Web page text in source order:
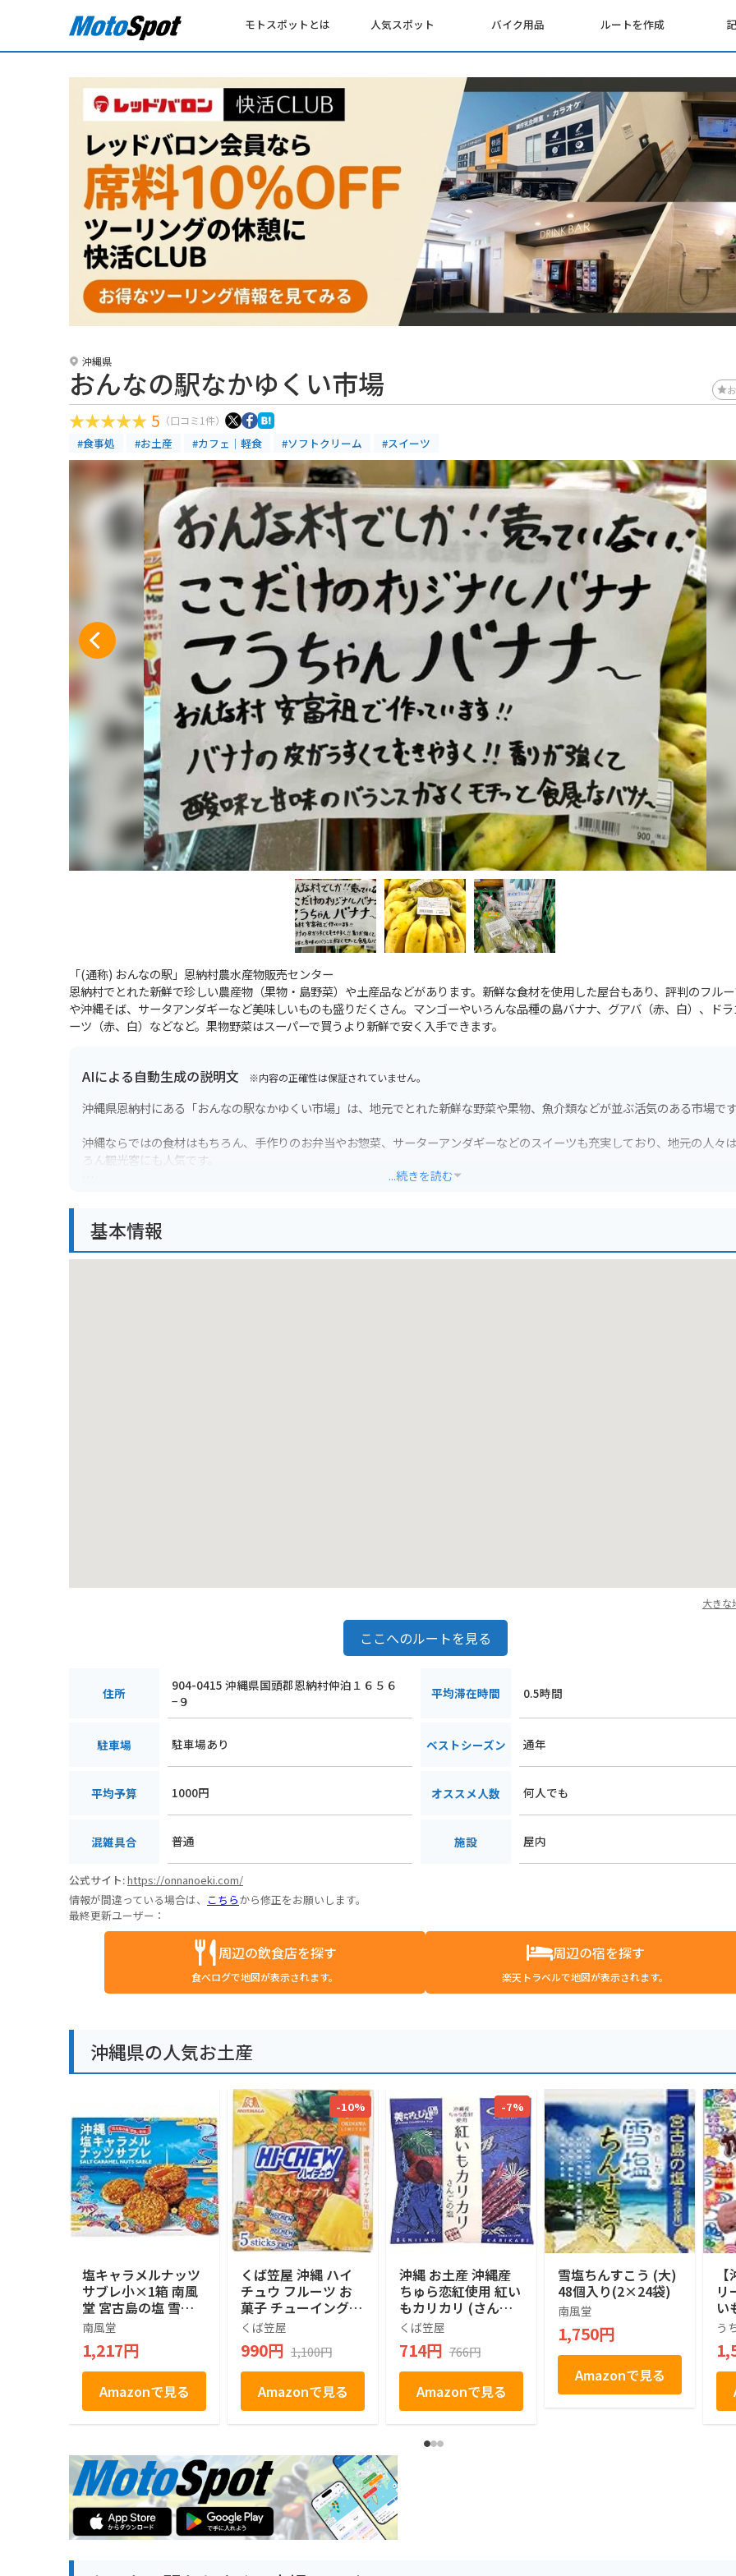
モトスポットとは 人気スポット バイク用品 ルートを作成
沖縄県
おんなの駅なかゆくい市場
5 （口コミ1件）
#食事処 #お土産 #カフェ｜軽食 #ソフトクリーム #スイーツ
「(通称) おんなの駅」恩納村農水産物販売センター
恩納村でとれた新鮮で珍しい農産物（果物・島野菜）や土産品などがあります。新鮮な食材を使用した屋台もあり、評判のフル
や沖縄そば、サータアンダギーなど美味しいものも盛りだくさん。マンゴーやいろんな品種の島バナナ、グアバ（赤、白）、ド
ーツ（赤、白）などなど。果物野菜はスーパーで買うより新鮮で安く入手できます。
AIによる自動生成の説明文 ※内容の正確性は保証されていません。
沖縄県恩納村にある「おんなの駅なかゆくい市場」は、地元でとれた新鮮な野菜や果物、魚介類などが並ぶ活気のある市場です
沖縄ならではの食材はもちろん、手作りのお弁当やお惣菜、サーターアンダギーなどのスイーツも充実しており、地元の人々
ろん観光客にも人気です。
バイクで訪れる際には、無料の駐車場が完備されているので安心です。市場周辺は交通量が多いため、走行には注意が必要です
【おすすめポイント】
...続きを読む
基本情報
大きな
ここへのルートを見る
住所
904-0415 沖縄県国頭郡恩納村仲泊１６５６
−９
平均滞在時間 0.5時間
駐車場 駐車場あり ベストシーズン 通年
平均予算 1000円 オススメ人数 何人でも
混雑具合 普通 施設 屋内
公式サイト:https://onnanoeki.com/
情報が間違っている場合は、 こちらから修正をお願いします。
最終更新ユーザー：
周辺の飲食店を探す
食べログで地図が表示されます。
周辺の宿を探す
楽天トラベルで地図が表示されます。
沖縄県の人気お土産
塩キャラメルナッツ
サブレ小×1箱 南風
堂 宮古島の塩 雪塩
使用 さくさく食感
お土産
南風堂
1,217円
Amazonで見る
-10%
くば笠屋 沖縄 ハイ
チュウ フルーツ お
菓子 チューイングキ
ャンディ おやつ 手
土産 お土産 沖縄限
定 ハイチュウ 1本12
粒ｘ5本入 (パイナッ
プル)
くば笠屋
990円 1,100円
Amazonで見る
-7%
沖縄 お土産 沖縄産
ちゅら恋紅使用 紅い
もカリカリ (さんご
の塩)
くば笠屋
714円 766円
Amazonで見る
雪塩ちんすこう (大)
48個入り(2×24袋)
南風堂
1,750円
Amazonで見る
リ
い
な
標
ケ
う